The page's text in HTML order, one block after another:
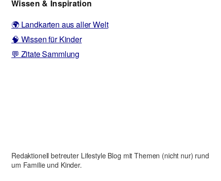
Wissen & Inspiration
🌍 Landkarten aus aller Welt
🧠 Wissen für Kinder
💬 Zitate Sammlung
Redaktionell betreuter Lifestyle Blog mit Themen (nicht nur) rund
um Familie und Kinder.